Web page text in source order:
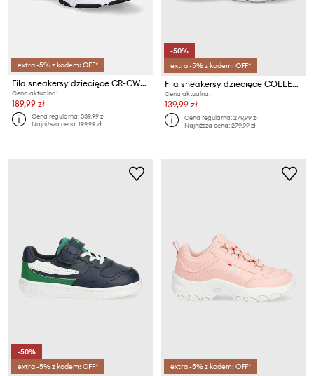
extra -5% z kodem: OFF*
Fila sneakersy dziecięce CR-CW02 RAY TRACER
Cena aktualna:
189,99 zł
Cena regularna:339,99 zł
Najniższa cena:199,99 zł
-50%
extra -5% z kodem: OFF*
Fila sneakersy dziecięce COLLENE
Cena aktualna:
139,99 zł
Cena regularna:279,99 zł
Najniższa cena:279,99 zł
-50%
extra -5% z kodem: OFF*
extra -5% z kodem: OFF*